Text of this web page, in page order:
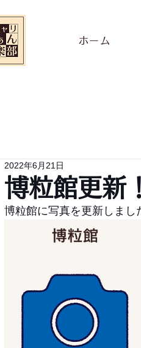
ホーム
博粒館更新！
2022年6月21日
博粒館に写真を更新しまし